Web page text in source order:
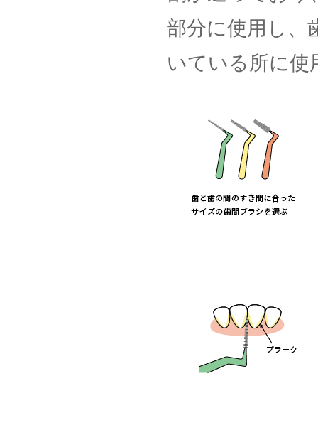
部分に使用し、
いている所に使